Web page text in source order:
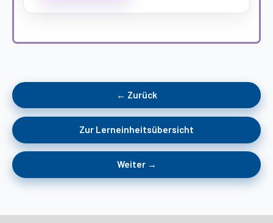
← Zurück
Zur Lerneinheitsübersicht
Weiter →